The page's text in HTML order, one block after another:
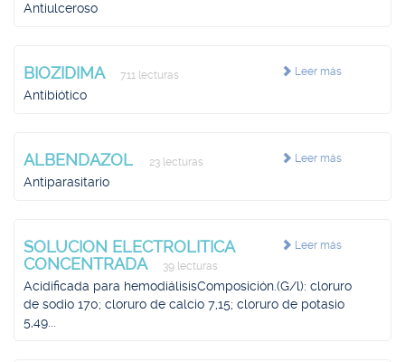
Antiulceroso
Leer más
BIOZIDIMA 711 lecturas
Antibiótico
Leer más
ALBENDAZOL 23 lecturas
Antiparasitario
Leer más
SOLUCION ELECTROLITICA
CONCENTRADA
39 lecturas
Acidificada para hemodiálisisComposición.(G/l): cloruro
de sodio 170; cloruro de calcio 7,15; cloruro de potasio
5,49...